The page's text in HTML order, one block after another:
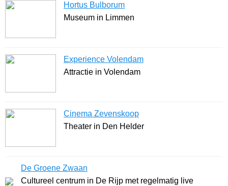
Hortus Bulborum
Museum in Limmen
Experience Volendam
Attractie in Volendam
Cinema Zevenskoop
Theater in Den Helder
De Groene Zwaan
Cultureel centrum in De Rijp met regelmatig live